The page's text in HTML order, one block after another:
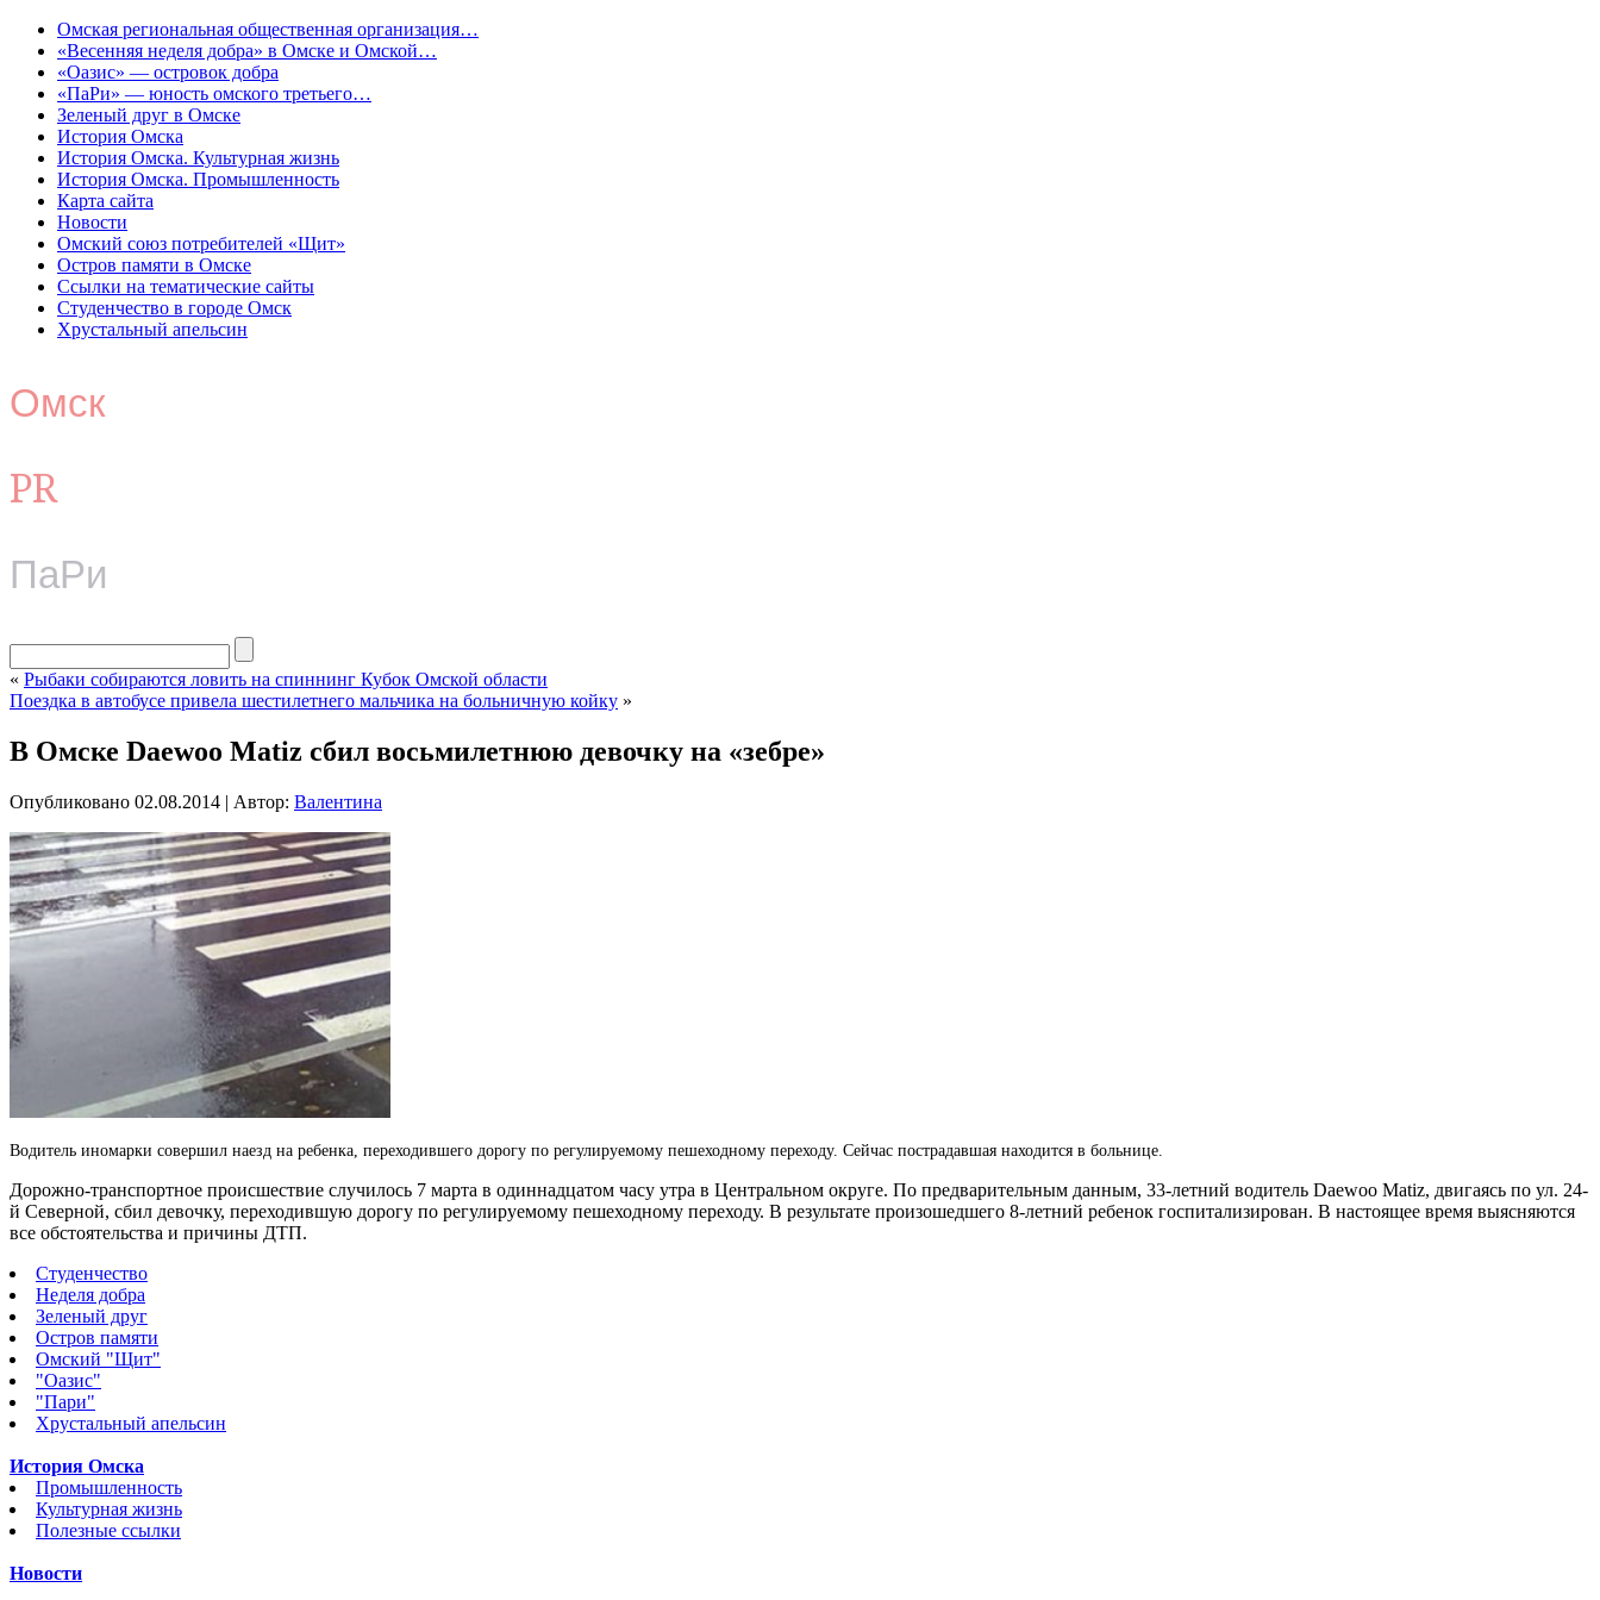
Омская региональная общественная организация…
«Весенняя неделя добра» в Омске и Омской…
«Оазис» — островок добра
«ПаРи» — юность омского третьего…
Зеленый друг в Омске
История Омска
История Омска. Культурная жизнь
История Омска. Промышленность
Карта сайта
Новости
Омский союз потребителей «Щит»
Остров памяти в Омске
Ссылки на тематические сайты
Студенчество в городе Омск
Хрустальный апельсин
Омск
PR
ПаРи
« Рыбаки собираются ловить на спиннинг Кубок Омской области
Поездка в автобусе привела шестилетнего мальчика на больничную койку »
В Омске Daewoo Matiz сбил восьмилетнюю девочку на «зебре»
Опубликовано 02.08.2014 | Автор: Валентина
Водитель иномарки совершил наезд на ребенка, переходившего дорогу по регулируемому пешеходному переходу. Сейчас пострадавшая находится в больнице.
Дорожно-транспортное происшествие случилось 7 марта в одиннадцатом часу утра в Центральном округе. По предварительным данным, 33-летний водитель Daewoo Matiz, двигаясь по ул. 24-
й Северной, сбил девочку, переходившую дорогу по регулируемому пешеходному переходу. В результате произошедшего 8-летний ребенок госпитализирован. В настоящее время выясняются
все обстоятельства и причины ДТП.
Студенчество
Неделя добра
Зеленый друг
Остров памяти
Омский "Щит"
"Оазис"
"Пари"
Хрустальный апельсин
История Омска
Промышленность
Культурная жизнь
Полезные ссылки
Новости